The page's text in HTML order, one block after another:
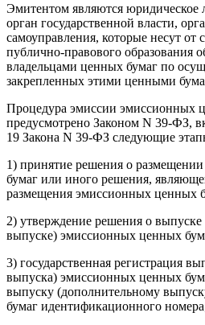
Эмитентом являются юридическое
орган государственной власти,
самоуправления, которые несут
публично-правового образования
владельцами ценных бумаг по
закрепленных этими ценными
Процедура эмиссии эмиссионных
предусмотрено Законом N 39-ФЗ,
19 Закона N 39-ФЗ следующие
1) принятие решения о
бумаг или иного решения,
размещения эмиссионных ценных
2) утверждение решения о
выпуске) эмиссионных ценных
3) государственная регистрация
выпуска) эмиссионных ценных
выпуску (дополнительному
бумаг идентификационного